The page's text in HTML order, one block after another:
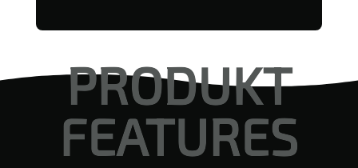
PRODUKT
FEATURES